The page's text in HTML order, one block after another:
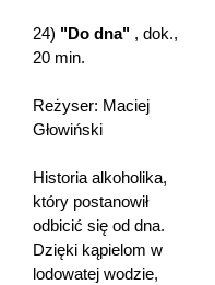
24) "Do dna" , dok.,
20 min.
Reżyser: Maciej
Głowiński
Historia alkoholika,
który postanowił
odbicić się od dna.
Dzięki kąpielom w
lodowatej wodzie,